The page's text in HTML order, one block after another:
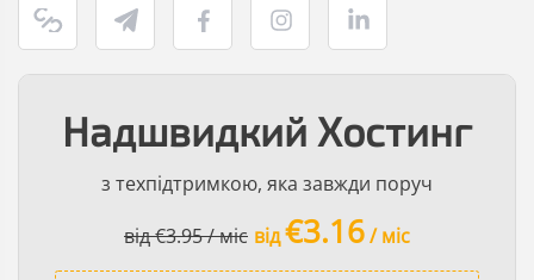
Надшвидкий Хостинг
з техпідтримкою, яка завжди поруч
від €3.95 / міс від€3.16/ міс